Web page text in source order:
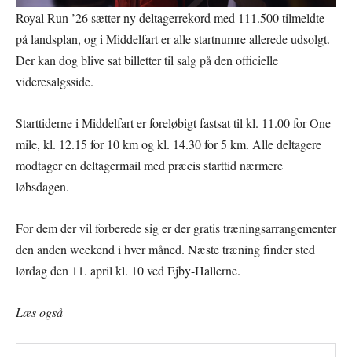
Royal Run ’26 sætter ny deltagerrekord med 111.500 tilmeldte
på landsplan, og i Middelfart er alle startnumre allerede udsolgt.
Der kan dog blive sat billetter til salg på den officielle
videresalgsside.
Starttiderne i Middelfart er foreløbigt fastsat til kl. 11.00 for One
mile, kl. 12.15 for 10 km og kl. 14.30 for 5 km. Alle deltagere
modtager en deltagermail med præcis starttid nærmere
løbsdagen.
For dem der vil forberede sig er der gratis træningsarrangementer
den anden weekend i hver måned. Næste træning finder sted
lørdag den 11. april kl. 10 ved Ejby-Hallerne.
Læs også